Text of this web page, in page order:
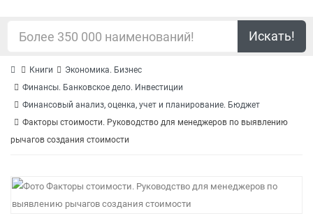
Искать!
Книги
Экономика. Бизнес
Финансы. Банковское дело. Инвестиции
Финансовый анализ, оценка, учет и планирование. Бюджет
Факторы стоимости. Руководство для менеджеров по выявлению
рычагов создания стоимости